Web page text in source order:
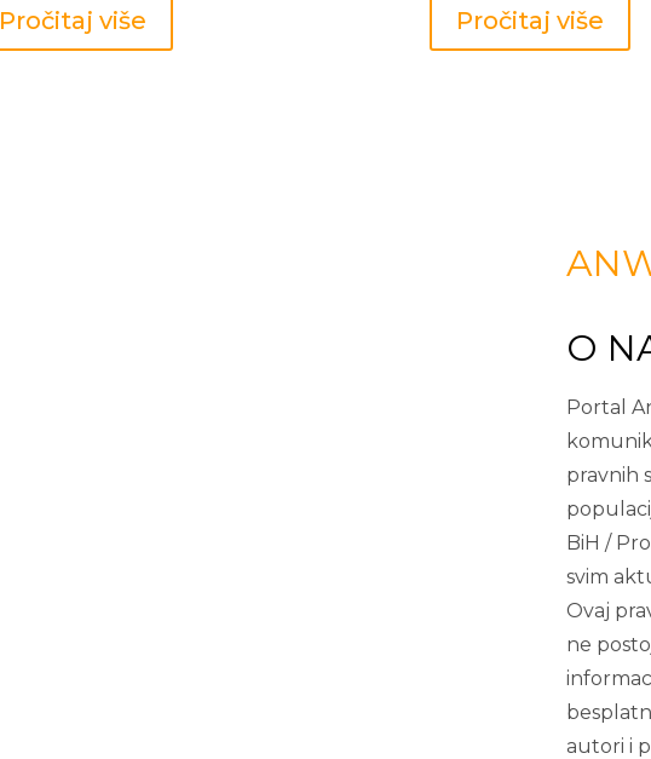
Pročitaj više Pročitaj više
O
Portal
pravnih
BiH /
svim
Ovaj
ne
autori i